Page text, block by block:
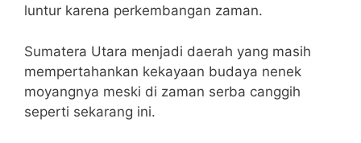
luntur karena perkembangan zaman.
Sumatera Utara menjadi daerah yang masih
mempertahankan kekayaan budaya nenek
moyangnya meski di zaman serba canggih
seperti sekarang ini.